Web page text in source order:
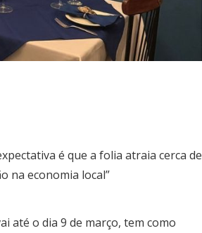
é que a folia atraia cerca de
na economia local”
até o dia 9 de março, tem como